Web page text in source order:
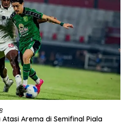
Atasi Arema di Semifinal Piala